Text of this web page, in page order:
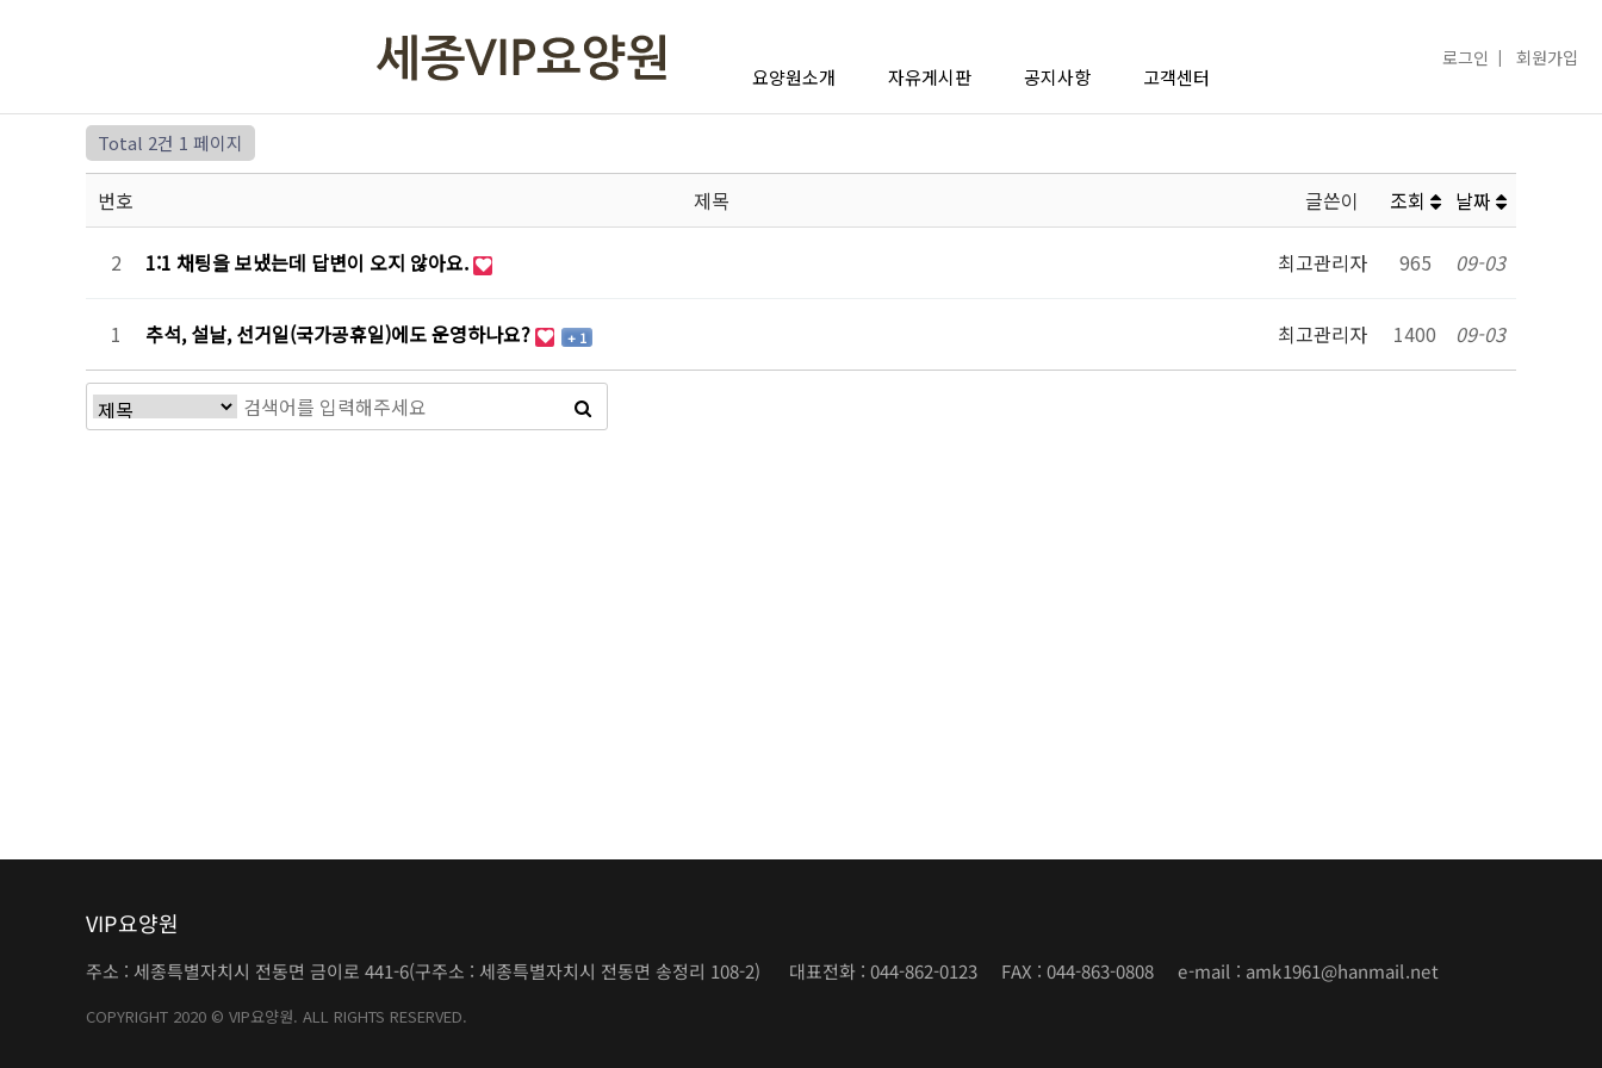
회원가입
로그인
요양원소개 자유게시판 공지사항 고객센터
Total 2건 1 페이지
번호 제목 글쓴이 조회 날짜
2 1:1 채팅을 보냈는데 답변이 오지 않아요. 최고관리자 965 09-03
1 추석, 설날, 선거일(국가공휴일)에도 운영하나요? + 1 최고관리자 1400 09-03
VIP요양원
주소 : 세종특별자치시 전동면 금이로 441-6(구주소 : 세종특별자치시 전동면 송정리 108-2) 대표전화 : 044-862-0123 FAX : 044-863-0808 e-mail : amk1961@hanmail.net
COPYRIGHT 2020 © VIP요양원. ALL RIGHTS RESERVED.